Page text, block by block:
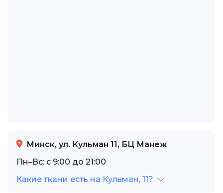
Минск, ул. Кульман 11, БЦ Манеж
Пн–Вс: с 9:00 до 21:00
Какие ткани есть на Кульман, 11?